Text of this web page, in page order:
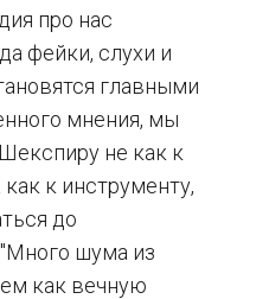
про нас
фейки, слухи и
главными
мнения, мы
не как к
к инструменту,
до
шума из
как вечную